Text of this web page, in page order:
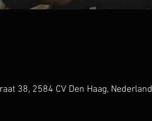
38, 2584 CV Den Haag, Nederland